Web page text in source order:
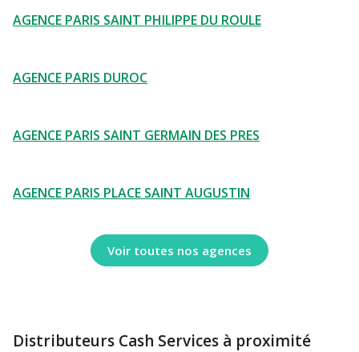
AGENCE PARIS SAINT PHILIPPE DU ROULE
AGENCE PARIS DUROC
AGENCE PARIS SAINT GERMAIN DES PRES
AGENCE PARIS PLACE SAINT AUGUSTIN
Voir toutes nos agences
Distributeurs Cash Services à proximité